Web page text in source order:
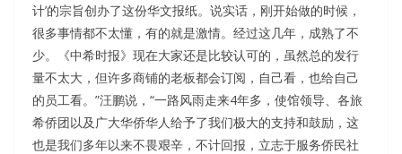
计’的宗旨创办了这份华文报纸。说实话，刚开始做的时候，
很多事情都不太懂，有的就是激情。经过这几年，成熟了不
少。《中希时报》现在大家还是比较认可的，虽然总的发行
量不太大，但许多商铺的老板都会订阅，自己看，也给自己
的员工看。”汪鹏说，“一路风雨走来4年多，使馆领导、各旅
希侨团以及广大华侨华人给予了我们极大的支持和鼓励，这
也是我们多年以来不畏艰辛，不计回报，立志于服务侨民社